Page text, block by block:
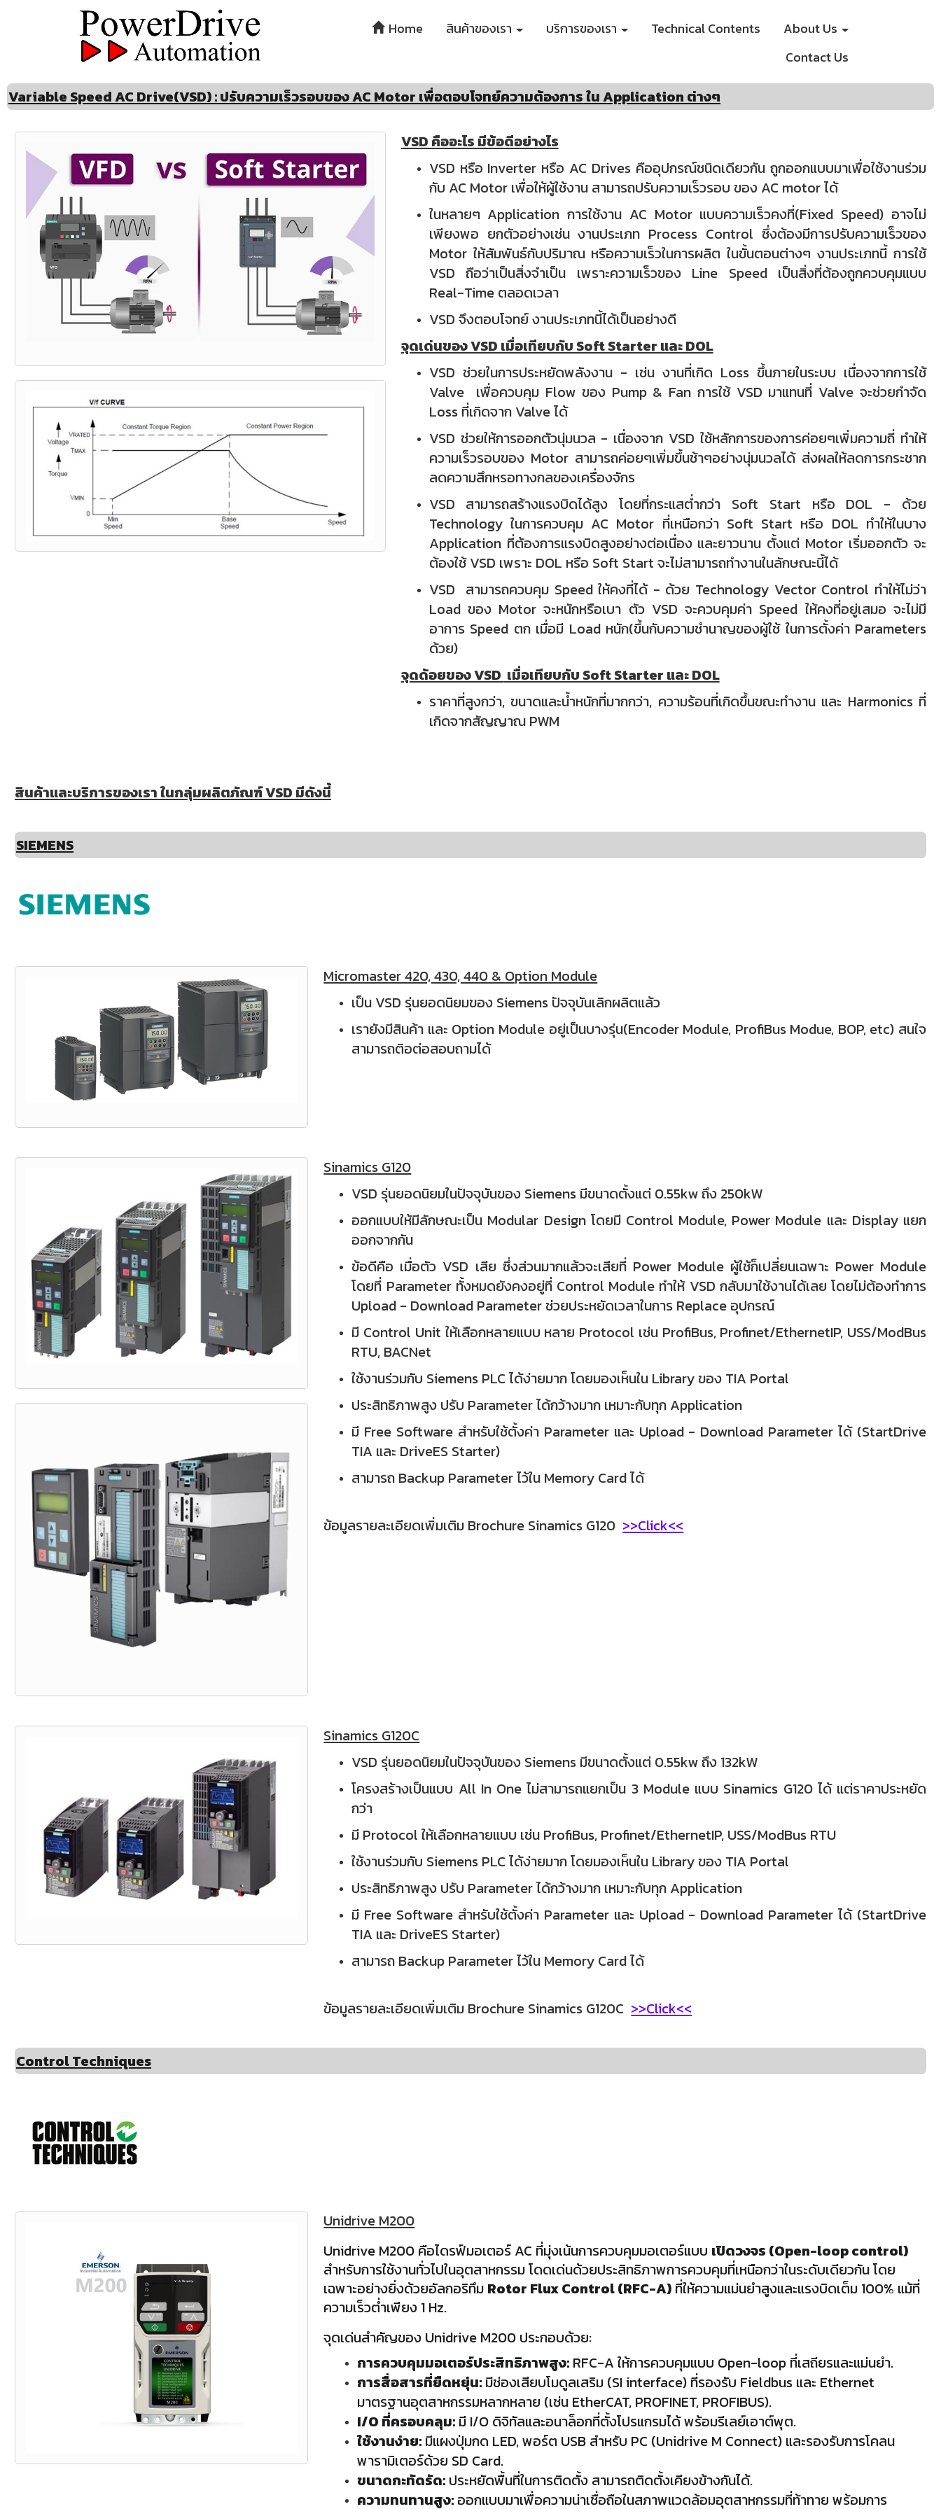
Home สินค้าของเรา บริการของเรา Technical Contents
About Us
Contact Us
Variable Speed AC Drive(VSD) : ปรับความเร็วรอบของ AC Motor เพื่อตอบโจทย์ความต้องการ ใน Application ต่างๆ
VSD คืออะไร มีข้อดีอย่างไร
VSD หรือ Inverter หรือ AC Drives คืออุปกรณ์ชนิดเดียวกัน ถูกออกแบบมาเพื่อใช้งานร่วม
กับ AC Motor เพื่อให้ผู้ใช้งาน สามารถปรับความเร็วรอบ ของ AC motor ได้
ในหลายๆ Application การใช้งาน AC Motor แบบความเร็วคงที่(Fixed Speed) อาจไม่
เพียงพอ ยกตัวอย่างเช่น งานประเภท Process Control ซึ่งต้องมีการปรับความเร็วของ
Motor ให้สัมพันธ์กับปริมาณ หรือความเร็วในการผลิต ในขั้นตอนต่างๆ งานประเภทนี้ การใช้
VSD ถือว่าเป็นสิ่งจำเป็น เพราะความเร็วของ Line Speed เป็นสิ่งที่ต้องถูกควบคุมแบบ
Real-Time ตลอดเวลา
VSD จึงตอบโจทย์ งานประเภทนี้ได้เป็นอย่างดี
จุดเด่นของ VSD เมื่อเทียบกับ Soft Starter และ DOL
VSD ช่วยในการประหยัดพลังงาน - เช่น งานที่เกิด Loss ขึ้นภายในระบบ เนื่องจากการใช้
Valve เพื่อควบคุม Flow ของ Pump & Fan การใช้ VSD มาแทนที่ Valve จะช่วยกำจัด
Loss ที่เกิดจาก Valve ได้
VSD ช่วยให้การออกตัวนุ่มนวล - เนื่องจาก VSD ใช้หลักการของการค่อยๆเพิ่มความถี่ ทำให้
ความเร็วรอบของ Motor สามารถค่อยๆเพิ่มขึ้นช้าๆอย่างนุ่มนวลได้ ส่งผลให้ลดการกระชาก
ลดความสึกหรอทางกลของเครื่องจักร
VSD สามารถสร้างแรงบิดได้สูง โดยที่กระแสต่ำกว่า Soft Start หรือ DOL - ด้วย
Technology ในการควบคุม AC Motor ที่เหนือกว่า Soft Start หรือ DOL ทำให้ในบาง
Application ที่ต้องการแรงบิดสูงอย่างต่อเนื่อง และยาวนาน ตั้งแต่ Motor เริ่มออกตัว จะ
ต้องใช้ VSD เพราะ DOL หรือ Soft Start จะไม่สามารถทำงานในลักษณะนี้ได้
VSD สามารถควบคุม Speed ให้คงที่ได้ - ด้วย Technology Vector Control ทำให้ไม่ว่า
Load ของ Motor จะหนักหรือเบา ตัว VSD จะควบคุมค่า Speed ให้คงที่อยู่เสมอ จะไม่มี
อาการ Speed ตก เมื่อมี Load หนัก(ขึ้นกับความชำนาญของผู้ใช้ ในการตั้งค่า Parameters
ด้วย)
จุดด้อยของ VSD เมื่อเทียบกับ Soft Starter และ DOL
ราคาที่สูงกว่า, ขนาดและน้ำหนักที่มากกว่า, ความร้อนที่เกิดขึ้นขณะทำงาน และ Harmonics ที่
เกิดจากสัญญาณ PWM
สินค้าและบริการของเรา ในกลุ่มผลิตภัณฑ์ VSD มีดังนี้
SIEMENS
Micromaster 420, 430, 440 & Option Module
เป็น VSD รุ่นยอดนิยมของ Siemens ปัจจุบันเลิกผลิตแล้ว
เรายังมีสินค้า และ Option Module อยู่เป็นบางรุ่น(Encoder Module, ProfiBus Modue, BOP, etc) สนใจ
สามารถติอต่อสอบถามได้
Sinamics G120
VSD รุ่นยอดนิยมในปัจจุบันของ Siemens มีขนาดตั้งแต่ 0.55kw ถึง 250kW
ออกแบบให้มีลักษณะเป็น Modular Design โดยมี Control Module, Power Module และ Display แยก
ออกจากกัน
ข้อดีคือ เมื่อตัว VSD เสีย ซึ่งส่วนมากแล้วจะเสียที่ Power Module ผู้ใช้ก็เปลี่ยนเฉพาะ Power Module
โดยที่ Parameter ทั้งหมดยังคงอยู่ที่ Control Module ทำให้ VSD กลับมาใช้งานได้เลย โดยไม่ต้องทำการ
Upload - Download Parameter ช่วยประหยัดเวลาในการ Replace อุปกรณ์
มี Control Unit ให้เลือกหลายแบบ หลาย Protocol เช่น ProfiBus, Profinet/EthernetIP, USS/ModBus
RTU, BACNet
ใช้งานร่วมกับ Siemens PLC ได้ง่ายมาก โดยมองเห็นใน Library ของ TIA Portal
ประสิทธิภาพสูง ปรับ Parameter ได้กว้างมาก เหมาะกับทุก Application
มี Free Software สำหรับใช้ตั้งค่า Parameter และ Upload - Download Parameter ได้ (StartDrive
TIA และ DriveES Starter)
สามารถ Backup Parameter ไว้ใน Memory Card ได้
ข้อมูลรายละเอียดเพิ่มเติม Brochure Sinamics G120 >>Click<<
Sinamics G120C
VSD รุ่นยอดนิยมในปัจจุบันของ Siemens มีขนาดตั้งแต่ 0.55kw ถึง 132kW
โครงสร้างเป็นแบบ All In One ไม่สามารถแยกเป็น 3 Module แบบ Sinamics G120 ได้ แต่ราคาประหยัด
กว่า
มี Protocol ให้เลือกหลายแบบ เช่น ProfiBus, Profinet/EthernetIP, USS/ModBus RTU
ใช้งานร่วมกับ Siemens PLC ได้ง่ายมาก โดยมองเห็นใน Library ของ TIA Portal
ประสิทธิภาพสูง ปรับ Parameter ได้กว้างมาก เหมาะกับทุก Application
มี Free Software สำหรับใช้ตั้งค่า Parameter และ Upload - Download Parameter ได้ (StartDrive
TIA และ DriveES Starter)
สามารถ Backup Parameter ไว้ใน Memory Card ได้
ข้อมูลรายละเอียดเพิ่มเติม Brochure Sinamics G120C >>Click<<
Control Techniques
Unidrive M200
Unidrive M200 คือไดรฟ์มอเตอร์ AC ที่มุ่งเน้นการควบคุมมอเตอร์แบบ เปิดวงจร (Open-loop control)
สำหรับการใช้งานทั่วไปในอุตสาหกรรม โดดเด่นด้วยประสิทธิภาพการควบคุมที่เหนือกว่าในระดับเดียวกัน โดย
เฉพาะอย่างยิ่งด้วยอัลกอริทึม Rotor Flux Control (RFC-A) ที่ให้ความแม่นยำสูงและแรงบิดเต็ม 100% แม้ที่
ความเร็วต่ำเพียง 1 Hz.
จุดเด่นสำคัญของ Unidrive M200 ประกอบด้วย:
การควบคุมมอเตอร์ประสิทธิภาพสูง: RFC-A ให้การควบคุมแบบ Open-loop ที่เสถียรและแม่นยำ.
การสื่อสารที่ยืดหยุ่น: มีช่องเสียบโมดูลเสริม (SI interface) ที่รองรับ Fieldbus และ Ethernet
มาตรฐานอุตสาหกรรมหลากหลาย (เช่น EtherCAT, PROFINET, PROFIBUS).
I/O ที่ครอบคลุม: มี I/O ดิจิทัลและอนาล็อกที่ตั้งโปรแกรมได้ พร้อมรีเลย์เอาต์พุต.
ใช้งานง่าย: มีแผงปุ่มกด LED, พอร์ต USB สำหรับ PC (Unidrive M Connect) และรองรับการโคลน
พารามิเตอร์ด้วย SD Card.
ขนาดกะทัดรัด: ประหยัดพื้นที่ในการติดตั้ง สามารถติดตั้งเคียงข้างกันได้.
ความทนทานสูง: ออกแบบมาเพื่อความน่าเชื่อถือในสภาพแวดล้อมอุตสาหกรรมที่ท้าทาย พร้อมการ